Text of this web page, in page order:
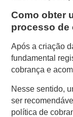
Como obter
processo de
Após a criação
fundamental
cobrança e
Nesse sentido,
ser
política de